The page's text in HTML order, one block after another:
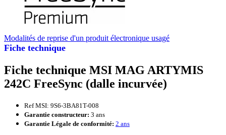
Fiche technique
Modalités de reprise d'un produit électronique usagé
Fiche technique MSI MAG ARTYMIS
242C FreeSync (dalle incurvée)
Ref MSI: 9S6-3BA81T-008
Garantie constructeur: 3 ans
Garantie Légale de conformité: 2 ans